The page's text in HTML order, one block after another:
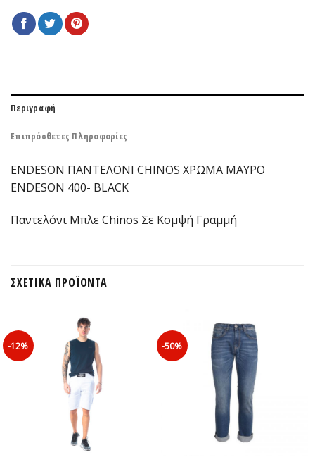
Περιγραφή
Επιπρόσθετες Πληροφορίες
ENDESON ΠΑΝΤΕΛΟΝΙ CHINOS ΧΡΩΜΑ ΜΑΥΡΟ
ENDESON 400- BLACK
Παντελόνι Μπλε Chinos Σε Κομψή Γραμμή
ΣΧΕΤΙΚΆ ΠΡΟΪΌΝΤΑ
-12% -50%